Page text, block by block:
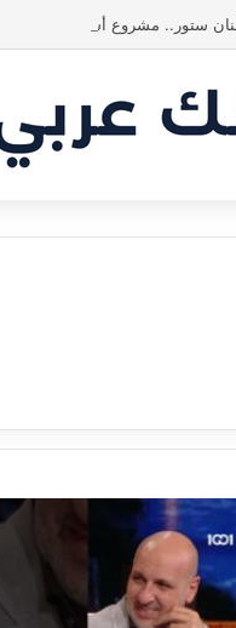
ستور.. مشروع أشعل المنافسة